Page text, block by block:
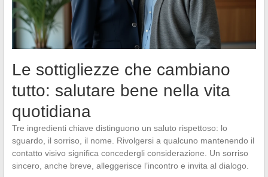
Le sottigliezze che cambiano
tutto: salutare bene nella vita
quotidiana
Tre ingredienti chiave distinguono un saluto rispettoso: lo
sguardo, il sorriso, il nome. Rivolgersi a qualcuno mantenendo il
contatto visivo significa concedergli considerazione. Un sorriso
sincero, anche breve, alleggerisce l’incontro e invita al dialogo.